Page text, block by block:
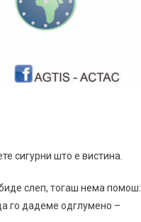
сигурни што е вистина.
слеп, тогаш нема помош:
го дадеме одглумено –